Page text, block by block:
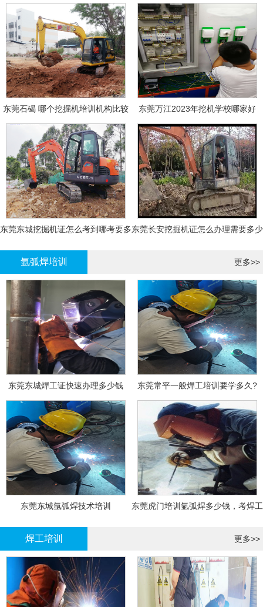
东莞石碣 哪个挖掘机培训机构比较
好?
东莞万江2023年挖机学校哪家好
东莞东城挖掘机证怎么考到哪考要多东莞长安挖掘机证怎么办理需要多少
氩弧焊培训 更多>>
东莞东城焊工证快速办理多少钱 东莞常平一般焊工培训要学多久?
东莞东城氩弧焊技术培训
东莞虎门培训氩弧焊多少钱，考焊工
焊工培训 更多>>